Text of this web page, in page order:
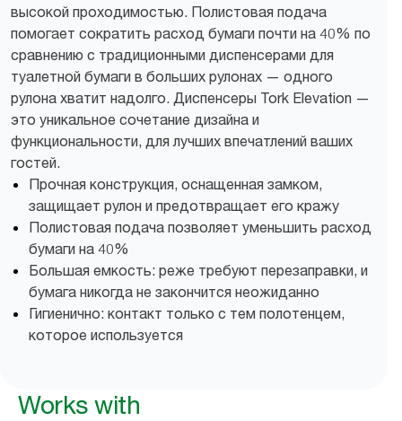
высокой проходимостью. Полистовая подача
помогает сократить расход бумаги почти на 40% по
сравнению с традиционными диспенсерами для
туалетной бумаги в больших рулонах — одного
рулона хватит надолго. Диспенсеры Tork Elevation —
это уникальное сочетание дизайна и
функциональности, для лучших впечатлений ваших
гостей.
Прочная конструкция, оснащенная замком,
защищает рулон и предотвращает его кражу
Полистовая подача позволяет уменьшить расход
бумаги на 40%
Большая емкость: реже требуют перезаправки, и
бумага никогда не закончится неожиданно
Гигиенично: контакт только с тем полотенцем,
которое используется
Works with